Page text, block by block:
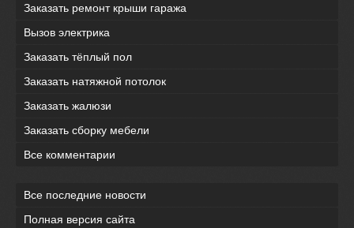
Заказать ремонт крыши гаража
Вызов электрика
Заказать тёплый пол
Заказать натяжной потолок
Заказать жалюзи
Заказать сборку мебели
Все комментарии
Все последние новости
Полная версия сайта